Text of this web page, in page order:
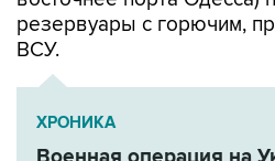
резервуары с горючим,
ВСУ.
ХРОНИКА